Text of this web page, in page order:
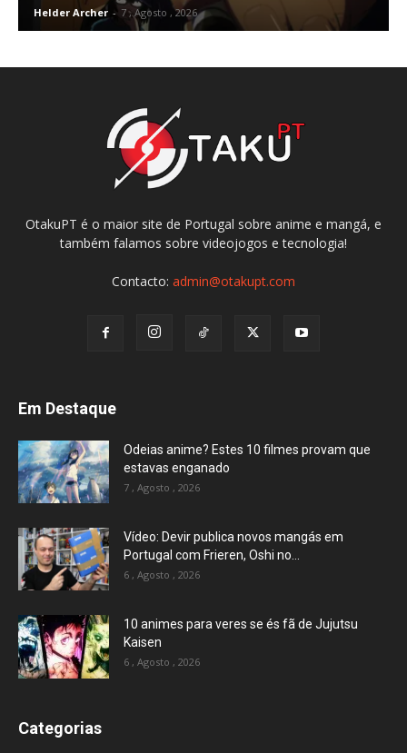
Helder Archer - 7 , Agosto , 2026
OtakuPT é o maior site de Portugal sobre anime e mangá, e
também falamos sobre videojogos e tecnologia!
Contacto: admin@otakupt.com
Em Destaque
Odeias anime? Estes 10 filmes provam que
estavas enganado
7 , Agosto , 2026
Vídeo: Devir publica novos mangás em
Portugal com Frieren, Oshi no...
6 , Agosto , 2026
10 animes para veres se és fã de Jujutsu
Kaisen
6 , Agosto , 2026
Categorias